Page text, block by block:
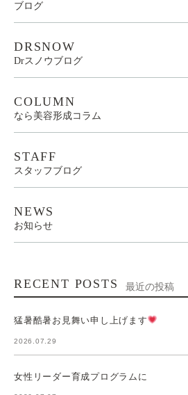
ブログ
DRSNOW
Drスノウブログ
COLUMN
なら美容形成コラム
STAFF
スタッフブログ
NEWS
お知らせ
RECENT POSTS 最近の投稿
猛暑酷暑お見舞い申し上げます
2026.07.29
女性リーダー育成プログラムに